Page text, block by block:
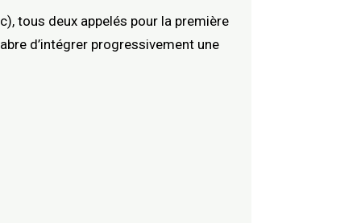
tous deux appelés pour la première
d’intégrer progressivement une